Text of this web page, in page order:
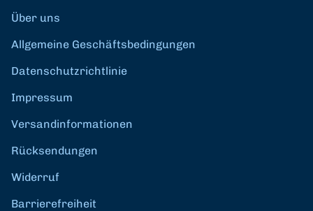
Über uns
Allgemeine Geschäftsbedingungen
Datenschutzrichtlinie
Impressum
Versandinformationen
Rücksendungen
Widerruf
Barrierefreiheit